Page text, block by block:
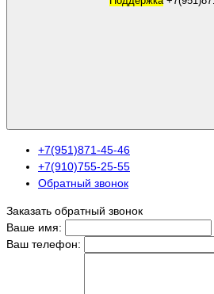
+7(951)871-45-46
+7(910)755-25-55
Обратный звонок
Заказать обратный звонок
Ваше имя:
Ваш телефон: